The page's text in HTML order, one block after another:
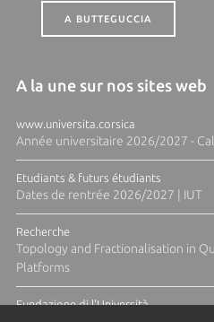
A BUTTEGUCCIA
A la une sur nos sites web
www.universita.corsica
Année universitaire 2026/2027 -
Etudiants & futurs étudiants
Dates de rentrée 2026/2027 | IUT
Recherche
Topology and Fractionalisation in
Platforms
Fundazione di l'Università